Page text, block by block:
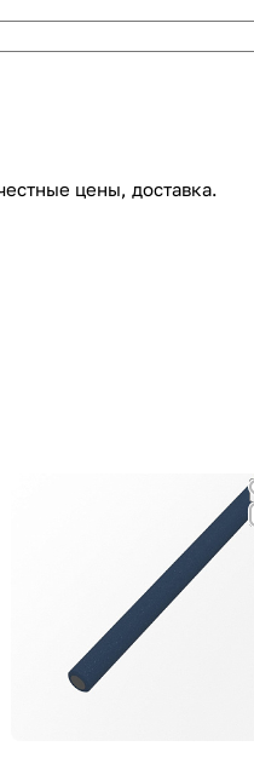
цены, доставка.